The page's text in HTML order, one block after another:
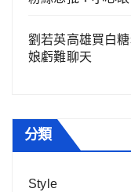
劉若英高雄買白
娘虧難聊天
分類
Style